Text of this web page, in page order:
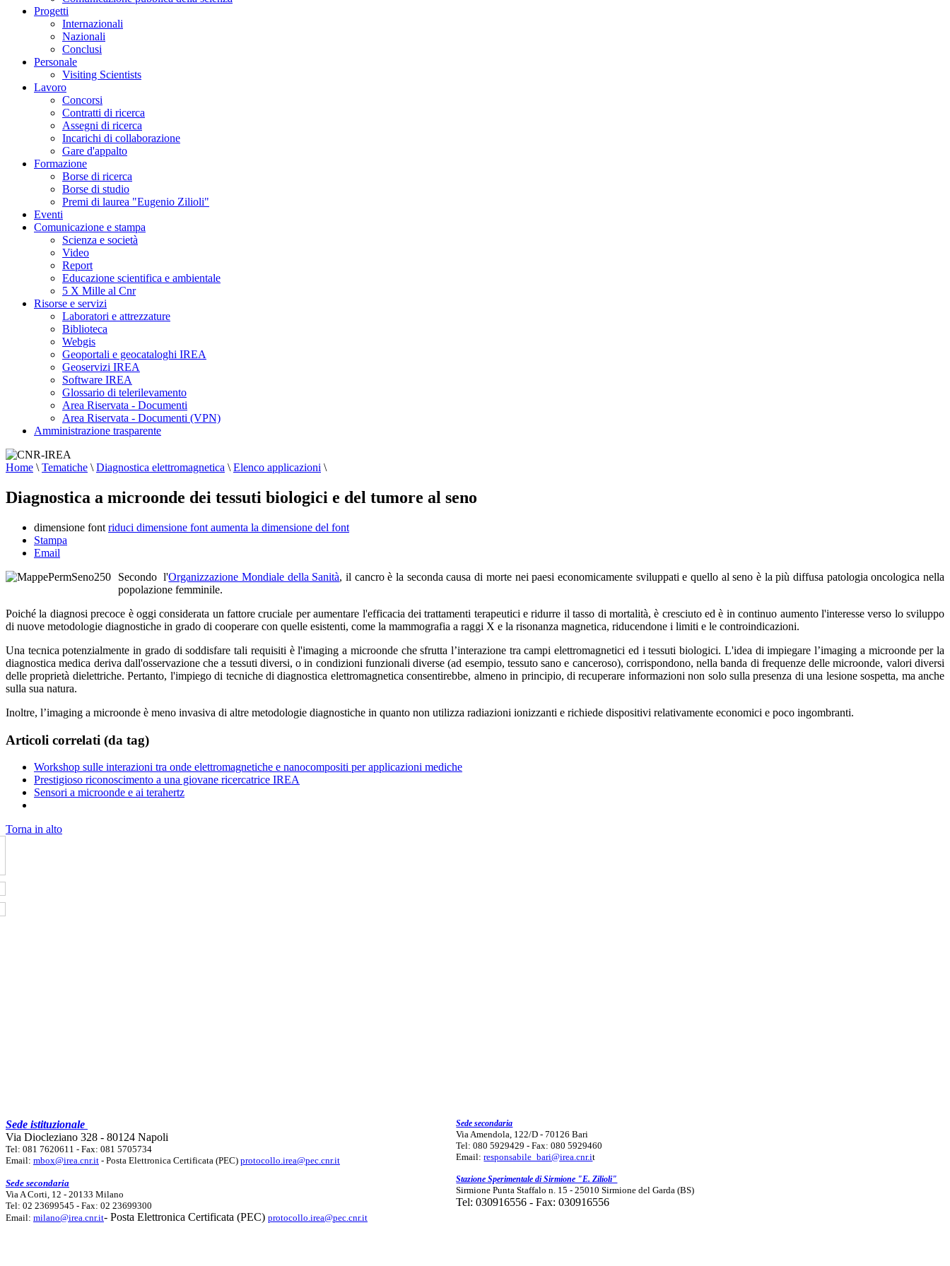
Progetti
Internazionali
Nazionali
Conclusi
Personale
Visiting Scientists
Lavoro
Concorsi
Contratti di ricerca
Assegni di ricerca
Incarichi di collaborazione
Gare d'appalto
Formazione
Borse di ricerca
Borse di studio
Premi di laurea "Eugenio Zilioli"
Eventi
Comunicazione e stampa
Scienza e società
Video
Report
Educazione scientifica e ambientale
5 X Mille al Cnr
Risorse e servizi
Laboratori e attrezzature
Biblioteca
Webgis
Geoportali e geocataloghi IREA
Geoservizi IREA
Software IREA
Glossario di telerilevamento
Area Riservata - Documenti
Area Riservata - Documenti (VPN)
Amministrazione trasparente
Home \ Tematiche \ Diagnostica elettromagnetica \ Elenco applicazioni \
Diagnostica a microonde dei tessuti biologici e del tumore al seno
dimensione font riduci dimensione font aumenta la dimensione del font
Stampa
Email
Secondo l'Organizzazione Mondiale della Sanità, il cancro è la seconda causa di morte nei paesi economicamente sviluppati e quello al seno è la più diffusa patologia oncologica nella
popolazione femminile.
Poiché la diagnosi precoce è oggi considerata un fattore cruciale per aumentare l'efficacia dei trattamenti terapeutici e ridurre il tasso di mortalità, è cresciuto ed è in continuo aumento l'interesse verso lo sviluppo
di nuove metodologie diagnostiche in grado di cooperare con quelle esistenti, come la mammografia a raggi X e la risonanza magnetica, riducendone i limiti e le controindicazioni.
Una tecnica potenzialmente in grado di soddisfare tali requisiti è l'imaging a microonde che sfrutta l’interazione tra campi elettromagnetici ed i tessuti biologici. L'idea di impiegare l’imaging a microonde per la
diagnostica medica deriva dall'osservazione che a tessuti diversi, o in condizioni funzionali diverse (ad esempio, tessuto sano e canceroso), corrispondono, nella banda di frequenze delle microonde, valori diversi
delle proprietà dielettriche. Pertanto, l'impiego di tecniche di diagnostica elettromagnetica consentirebbe, almeno in principio, di recuperare informazioni non solo sulla presenza di una lesione sospetta, ma anche
sulla sua natura.
Inoltre, l’imaging a microonde è meno invasiva di altre metodologie diagnostiche in quanto non utilizza radiazioni ionizzanti e richiede dispositivi relativamente economici e poco ingombranti.
Articoli correlati (da tag)
Workshop sulle interazioni tra onde elettromagnetiche e nanocompositi per applicazioni mediche
Prestigioso riconoscimento a una giovane ricercatrice IREA
Sensori a microonde e ai terahertz
Torna in alto
Sede istituzionale
Via Diocleziano 328 - 80124 Napoli
Tel: 081 7620611 - Fax: 081 5705734
Email: mbox@irea.cnr.it - Posta Elettronica Certificata (PEC) protocollo.irea@pec.cnr.it
Sede secondaria
Via A Corti, 12 - 20133 Milano
Tel: 02 23699545 - Fax: 02 23699300
Email: milano@irea.cnr.it- Posta Elettronica Certificata (PEC) protocollo.irea@pec.cnr.it
Sede secondaria
Via Amendola, 122/D - 70126 Bari
Tel: 080 5929429 - Fax: 080 5929460
Email:responsabile_bari@irea.cnr.it
Stazione Sperimentale di Sirmione "E. Zilioli"
Sirmione Punta Staffalo n. 15 - 25010 Sirmione del Garda (BS)
Tel: 030916556 - Fax: 030916556